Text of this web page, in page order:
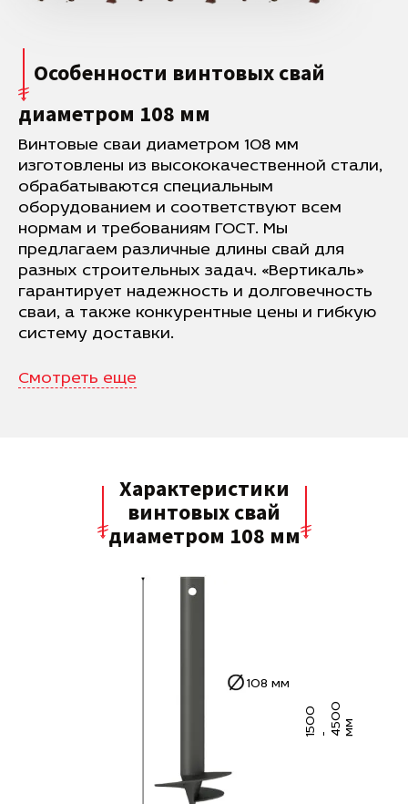
Особенности винтовых свай
диаметром 108 мм
Винтовые сваи диаметром 108 мм
изготовлены из высококачественной стали,
обрабатываются специальным
оборудованием и соответствуют всем
нормам и требованиям ГОСТ. Мы
предлагаем различные длины свай для
разных строительных задач. «Вертикаль»
гарантирует надежность и долговечность
сваи, а также конкурентные цены и гибкую
систему доставки.
Смотреть еще
Характеристики
винтовых свай
диаметром 108 мм
1
5
0
0 -
4
5
0 0
м м
108 мм